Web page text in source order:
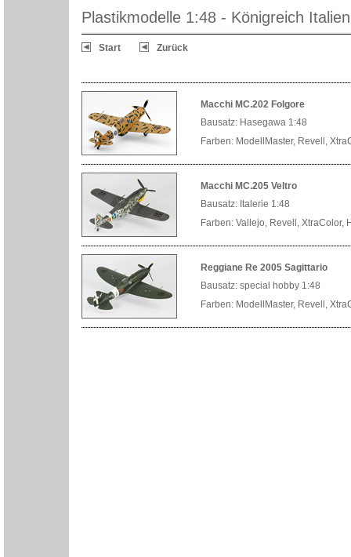
Plastikmodelle 1:48 - Königreich Italien
Start Zurück
Macchi MC.202 Folgore
Bausatz: Hasegawa 1:48
Farben: ModellMaster, Revell,
Macchi MC.205 Veltro
Bausatz: Italerie 1:48
Farben: Vallejo, Revell, XtraColor,
Reggiane Re 2005 Sagittario
Bausatz: special hobby 1:48
Farben: ModellMaster, Revell,